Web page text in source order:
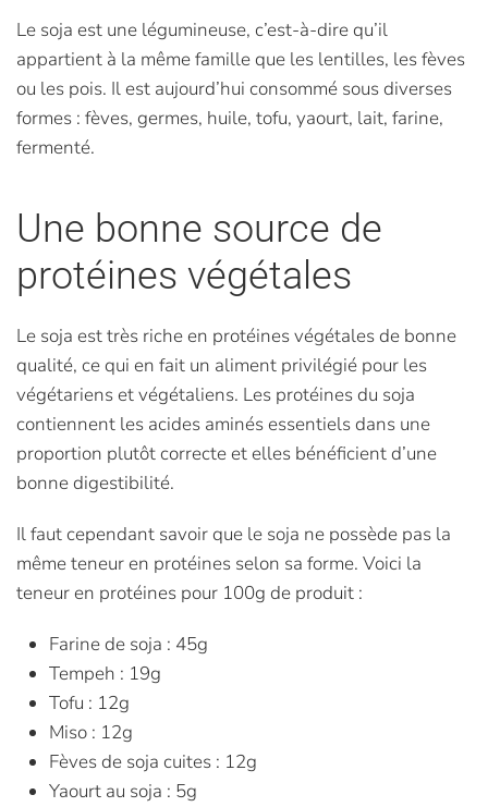
Le soja est une légumineuse, c’est-à-dire qu’il
appartient à la même famille que les lentilles, les fèves
ou les pois. Il est aujourd’hui consommé sous diverses
formes : fèves, germes, huile, tofu, yaourt, lait, farine,
fermenté.
Une bonne source de
protéines végétales
Le soja est très riche en protéines végétales de bonne
qualité, ce qui en fait un aliment privilégié pour les
végétariens et végétaliens. Les protéines du soja
contiennent les acides aminés essentiels dans une
proportion plutôt correcte et elles bénéficient d’une
bonne digestibilité.
Il faut cependant savoir que le soja ne possède pas la
même teneur en protéines selon sa forme. Voici la
teneur en protéines pour 100g de produit :
Farine de soja : 45g
Tempeh : 19g
Tofu : 12g
Miso : 12g
Fèves de soja cuites : 12g
Yaourt au soja : 5g